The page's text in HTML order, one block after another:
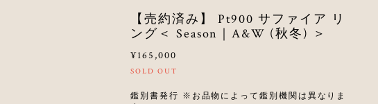
【売約済み】 Pt900 サファイア リ
ング＜ Season｜A&W (秋冬) ＞
¥165,000
SOLD OUT
鑑別書発行 ※お品物によって鑑別機関は異なりま